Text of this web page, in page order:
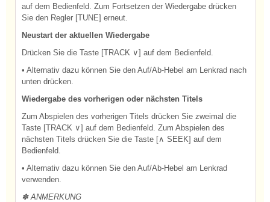
auf dem Bedienfeld. Zum Fortsetzen der Wiedergabe drücken
Sie den Regler [TUNE] erneut.
Neustart der aktuellen Wiedergabe
Drücken Sie die Taste [TRACK ∨] auf dem Bedienfeld.
• Alternativ dazu können Sie den Auf/Ab-Hebel am Lenkrad nach
unten drücken.
Wiedergabe des vorherigen oder nächsten Titels
Zum Abspielen des vorherigen Titels drücken Sie zweimal die
Taste [TRACK ∨] auf dem Bedienfeld. Zum Abspielen des
nächsten Titels drücken Sie die Taste [∧ SEEK] auf dem
Bedienfeld.
• Alternativ dazu können Sie den Auf/Ab-Hebel am Lenkrad
verwenden.
✽ ANMERKUNG